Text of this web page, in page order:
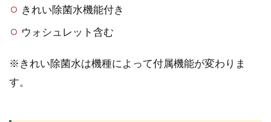
きれい除菌水機能付き
ウォシュレット含む
※きれい除菌水は機種によって付属機能が変わりま
す。